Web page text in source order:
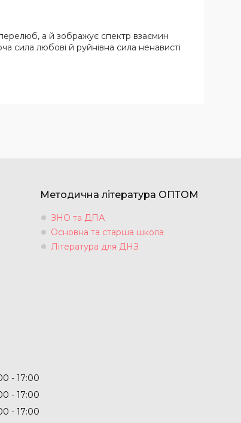
а й зображує спектр взаємин
сила любові й руйнівна сила ненависті
Методична література ОПТОМ
ЗНО та ДПА
Основна та старша школа
Література для ДНЗ
17:00
17:00
17:00